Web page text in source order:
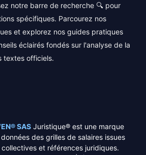
notre barre de recherche 🔍 pour
spécifiques. Parcourez nos
et explorez nos guides pratiques
éclairés fondés sur l'analyse de la
textes officiels.
SAS Juristique® est une marque
des grilles de salaires issues
et références juridiques.